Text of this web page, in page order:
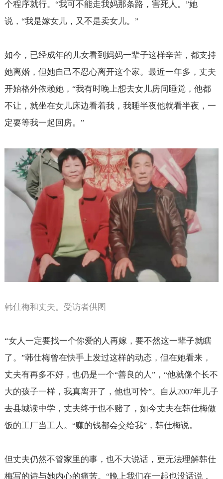
个程序就行。 “我可不能走我妈那条路，害死人。 ”她
说， “我是嫁女儿，又不是卖女儿。 ”
如今，已经成年的儿女看到妈妈一辈子这样辛苦，都支持
她离婚，但她自己不忍心离开这个家。最近一年多，丈夫
开始格外依赖她， “我有时晚上想去女儿房间睡觉，他都
不让，就坐在女儿床边看着我，我睡半夜他就看半夜，一
定要等我一起回房。 ”
韩仕梅和丈夫。受访者供图
“女人一定要找一个你爱的人再嫁，要不然这一辈子就瞎
了。 ”韩仕梅曾在快手上发过这样的动态，但在她看来，
丈夫有再多不好，也仍是一个“善良的人”， “他就像个长不
大的孩子一样，我真离开了，他也可怜”。自从2007年儿子
去县城读中学，丈夫终于也不赌了，如今丈夫在韩仕梅做
饭的工厂当工人。 “赚的钱都会交给我”，韩仕梅说。
但丈夫仍然不管家里的事，也不大说话，更无法理解韩仕
梅写的诗与她内心的痛苦。 “晚上我们在一起也没话说，